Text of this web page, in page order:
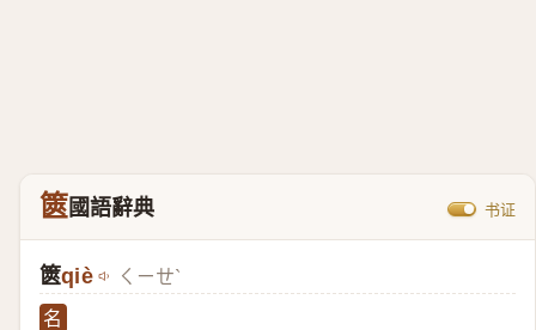
篋國語辭典 书证
篋qiè ㄑㄧㄝˋ
名